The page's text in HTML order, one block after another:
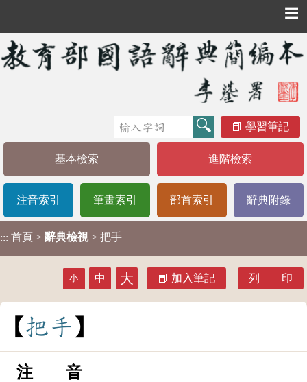
☰
學習筆記
基本檢索 進階檢索
注音索引 筆畫索引 部首索引 辭典附錄
::: 首頁 > 辭典檢視 > 把手
小 中 大 加入筆記 列 印
把手
注 音